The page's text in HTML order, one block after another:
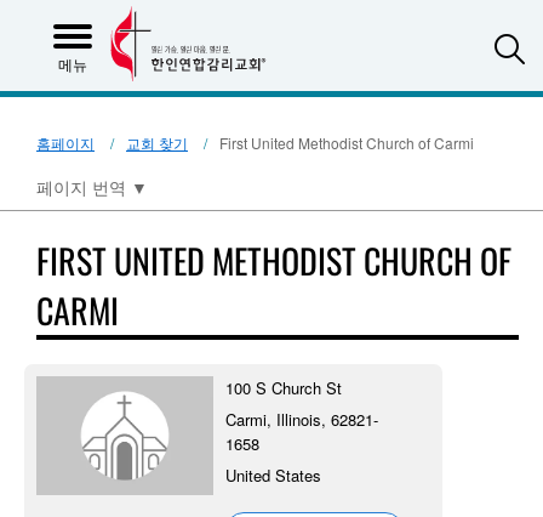
메뉴
홈페이지 교회 찾기 First United Methodist Church of Carmi
페이지 번역 ▼
FIRST UNITED METHODIST CHURCH OF
CARMI
100 S Church St
Carmi, Illinois, 62821-
1658
United States